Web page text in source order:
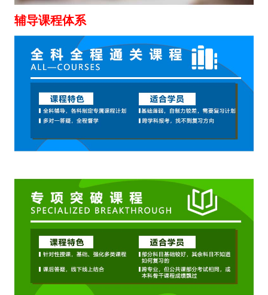
辅导课程体系